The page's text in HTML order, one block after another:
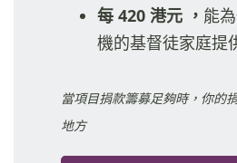
每 420 港元 ， 能
機的基督徒家庭提
當項目捐款籌募足夠時，你的
地方